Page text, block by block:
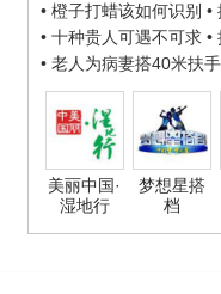
• 橙子打蜡该如何识别 •
• 十种贵人可遇不可求 •
• 老人为病妻搭40米扶手
美丽中国·
湿地行
梦想星搭
档